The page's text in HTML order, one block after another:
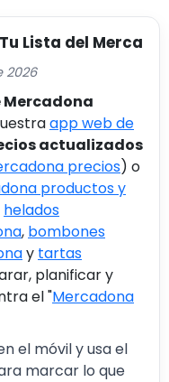
Lista del Merca
2026
Mercadona
app web de
actualizados
precios) o
productos y
helados
, bombones
y tartas
planificar y
el "Mercadona
el móvil y usa el
marcar lo que